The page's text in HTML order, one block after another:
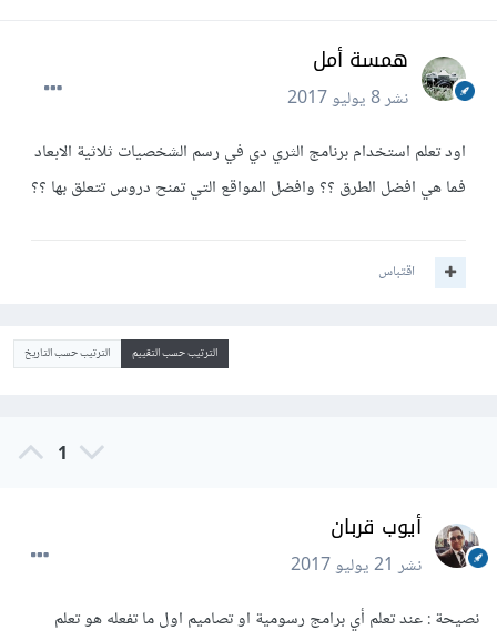
همسة أمل
نشر8 يوليو 2017
اود تعلم استخدام برنامج الثري دي في رسم الشخصيات ثلاثية الابعاد
فما هي افضل الطرق ؟؟ وافضل المواقع التي تمنح دروس تتعلق بها ؟؟
اقتباس
الترتيب حسب التقييم الترتيب حسب التاريخ
1
أيوب قربان
نشر21 يوليو 2017
نصيحة : عند تعلم أي برامج رسومية او تصاميم اول ما تفعله هو تعلم